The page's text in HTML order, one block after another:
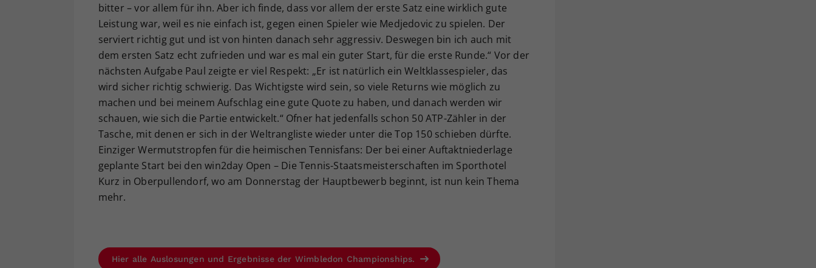
bitter – vor allem für ihn. Aber ich finde, dass vor allem der erste Satz eine wirklich gute
Leistung war, weil es nie einfach ist, gegen einen Spieler wie Medjedovic zu spielen. Der
serviert richtig gut und ist von hinten danach sehr aggressiv. Deswegen bin ich auch mit
dem ersten Satz echt zufrieden und war es mal ein guter Start, für die erste Runde.“ Vor der
nächsten Aufgabe Paul zeigte er viel Respekt: „Er ist natürlich ein Weltklassespieler, das
wird sicher richtig schwierig. Das Wichtigste wird sein, so viele Returns wie möglich zu
machen und bei meinem Aufschlag eine gute Quote zu haben, und danach werden wir
schauen, wie sich die Partie entwickelt.“ Ofner hat jedenfalls schon 50 ATP-Zähler in der
Tasche, mit denen er sich in der Weltrangliste wieder unter die Top 150 schieben dürfte.
Einziger Wermutstropfen für die heimischen Tennisfans: Der bei einer Auftaktniederlage
geplante Start bei den win2day Open – Die Tennis-Staatsmeisterschaften im Sporthotel
Kurz in Oberpullendorf, wo am Donnerstag der Hauptbewerb beginnt, ist nun kein Thema
mehr.
Hier alle Auslosungen und Ergebnisse der Wimbledon Championships.